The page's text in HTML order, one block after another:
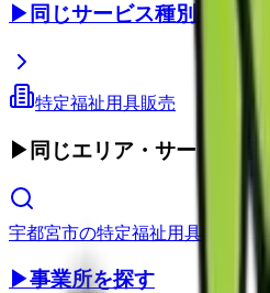
▶ 同じサービス種別
特定福祉用具販売
▶ 同じエリア・サービス種別
宇都宮市の特定福祉用具販売
▶事業所を探す